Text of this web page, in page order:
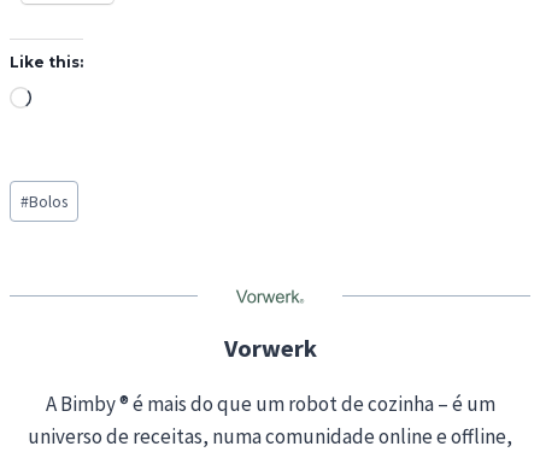
Like this:
L
d
i
g
Post
Tags:
#Bolos
Vorwerk
A Bimby ® é mais do que um robot de cozinha – é um
universo de receitas, numa comunidade online e offline,